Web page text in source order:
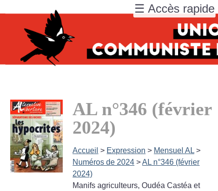
AL n°346 (février
2024)
Accueil > Expression > Mensuel AL >
Numéros de 2024 >AL n°346 (février
2024)
Manifs agriculteurs, Oudéa Castéa et
☰ Accès rapide